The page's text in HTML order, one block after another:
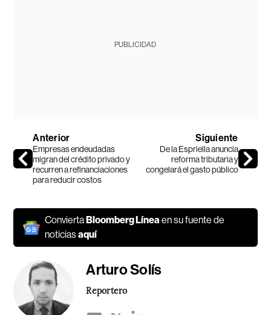
PUBLICIDAD
Anterior
Empresas endeudadas
migran del crédito privado y
recurren a refinanciaciones
para reducir costos
Siguiente
De la Espriella anuncia
reforma tributaria y
congelará el gasto público
Convierta Bloomberg Líneaen su fuente de
noticiasaquí
Arturo Solís
Reportero